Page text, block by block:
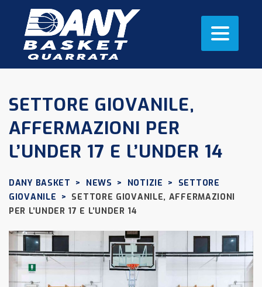
SETTORE GIOVANILE,
AFFERMAZIONI PER
L’UNDER 17 E L’UNDER 14
DANY BASKET > NEWS > NOTIZIE >
SETTORE
GIOVANILE > SETTORE GIOVANILE, AFFERMAZIONI
PER L’UNDER 17 E L’UNDER 14